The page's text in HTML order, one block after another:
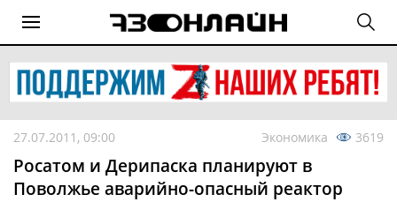
27.07.2011, 09:00 Экономика 3619
Росатом и Дерипаска планируют в
Поволжье аварийно-опасный реактор